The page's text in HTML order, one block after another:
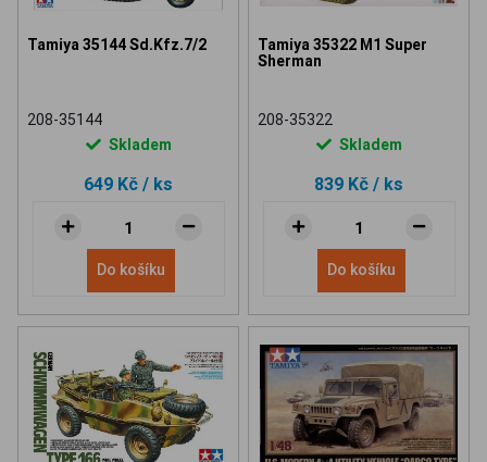
Tamiya 35144 Sd.Kfz.7/2
208-35144
Skladem
649 Kč / ks
Do košíku
Tamiya 35322 M1 Super
Sherman
208-35322
Skladem
839 Kč / ks
Do košíku